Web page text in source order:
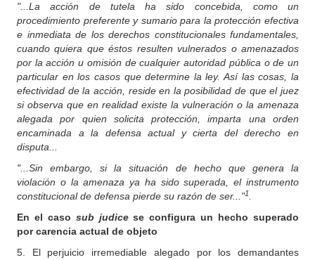
"...La acción de tutela ha sido concebida, como un
procedimiento preferente y sumario para la protección efectiva
e inmediata de los derechos constitucionales fundamentales,
cuando quiera que éstos resulten vulnerados o amenazados
por la acción u omisión de cualquier autoridad pública o de un
particular en los casos que determine la ley. Así las cosas, la
efectividad de la acción, reside en la posibilidad de que el juez
si observa que en realidad existe la vulneración o la amenaza
alegada por quien solicita protección, imparta una orden
encaminada a la defensa actual y cierta del derecho en
disputa...
"...Sin embargo, si la situación de hecho que genera la
violación o la amenaza ya ha sido superada, el instrumento
constitucional de defensa pierde su razón de ser..."1
En el caso sub judicese configura un hecho superado
por carencia actual de objeto
5. El perjuicio irremediable alegado por los demandantes